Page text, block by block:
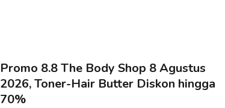
Promo 8.8 The Body Shop 8 Agustus
2026, Toner-Hair Butter Diskon hingga
70%